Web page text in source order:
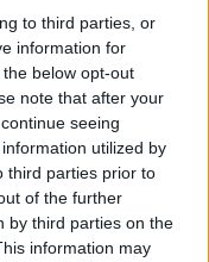
to third parties, or
information for
below opt-out
note that after your
seeing
utilized by
third parties prior to
of the further
by third parties on the
information may
e richieste
uomini che partono in
sta bene o meno
fai finire le
è come essere al
farai meno fatica